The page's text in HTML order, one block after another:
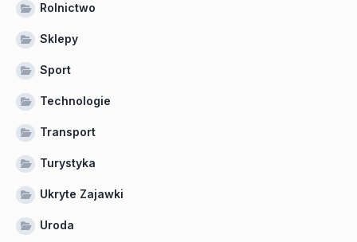
Rolnictwo
Sklepy
Sport
Technologie
Transport
Turystyka
Ukryte Zajawki
Uroda